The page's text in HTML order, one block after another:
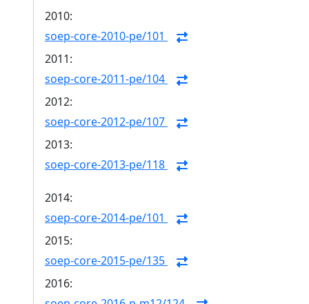
2010:
soep-core-2010-pe/101
2011:
soep-core-2011-pe/104
2012:
soep-core-2012-pe/107
2013:
soep-core-2013-pe/118
2014:
soep-core-2014-pe/101
2015:
soep-core-2015-pe/135
2016: